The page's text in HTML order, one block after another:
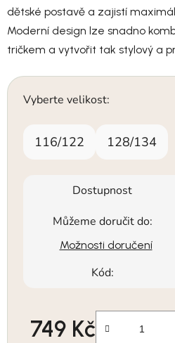
dětské postavě a zajistí
Moderní design lze snadno
tričkem a vytvořit tak stylový a
Vyberte velikost:
116/122 128/134
Dostupnost
Můžeme doručit do:
Možnosti doručení
Kód:
749 Kč